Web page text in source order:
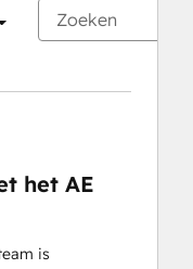
het AE
is